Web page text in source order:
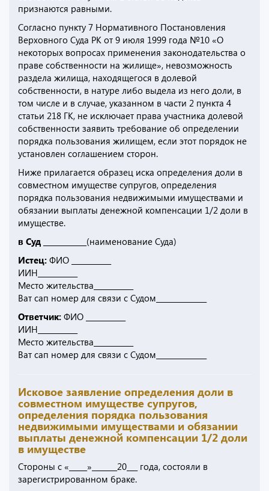
признаются равными.
Согласно пункту 7 Нормативного Постановления
Верховного Суда РК от 9 июля 1999 года №10 «О
некоторых вопросах применения законодательства о
праве собственности на жилище», невозможность
раздела жилища, находящегося в долевой
собственности, в натуре либо выдела из него доли, в
том числе и в случае, указанном в части 2 пункта 4
статьи 218 ГК, не исключает права участника долевой
собственности заявить требование об определении
порядка пользования жилищем, если этот порядок не
установлен соглашением сторон.
Ниже прилагается образец иска определения доли в
совместном имуществе супругов, определения
порядка пользования недвижимыми имуществами и
обязании выплаты денежной компенсации 1/2 доли в
имуществе.
в Суд ____________ (наименование Суда)
Истец: ФИО ___________
ИИН___________
Место жительства___________
Ват сап номер для связи с Судом______________
Ответчик: ФИО ___________
ИИН___________
Место жительства___________
Ват сап номер для связи с Судом______________
Исковое заявление определения доли в
совместном имуществе супругов,
определения порядка пользования
недвижимыми имуществами и обязании
выплаты денежной компенсации 1/2 доли
в имуществе
Стороны с «_____»_______20___ года, состояли в
зарегистрированном браке.